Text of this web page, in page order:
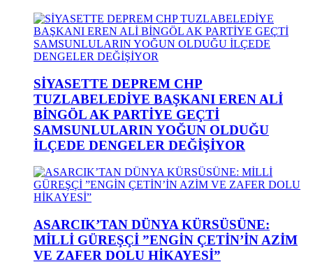
SİYASETTE DEPREM CHP
TUZLABELEDİYE BAŞKANI EREN ALİ
BİNGÖL AK PARTİYE GEÇTİ
SAMSUNLULARIN YOĞUN OLDUĞU
İLÇEDE DENGELER DEĞİŞİYOR
ASARCIK’TAN DÜNYA KÜRSÜSÜNE:
MİLLİ GÜREŞÇİ ”ENGİN ÇETİN’İN AZİM
VE ZAFER DOLU HİKAYESİ”